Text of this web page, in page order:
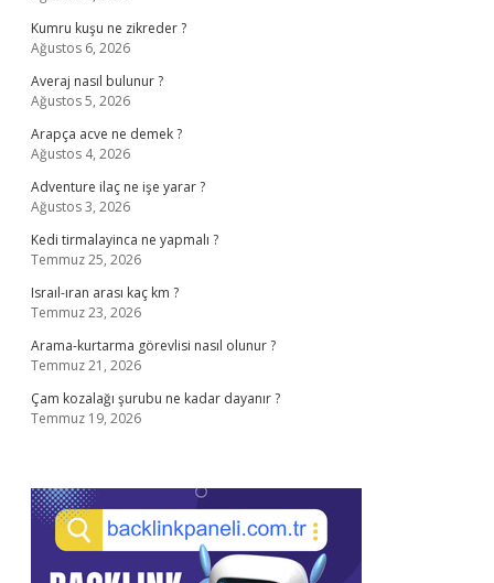
Kumru kuşu ne zikreder ?
Ağustos 6, 2026
Averaj nasıl bulunur ?
Ağustos 5, 2026
Arapça acve ne demek ?
Ağustos 4, 2026
Adventure ilaç ne işe yarar ?
Ağustos 3, 2026
Kedi tirmalayinca ne yapmalı ?
Temmuz 25, 2026
Israıl-ıran arası kaç km ?
Temmuz 23, 2026
Arama-kurtarma görevlisi nasıl olunur ?
Temmuz 21, 2026
Çam kozalağı şurubu ne kadar dayanır ?
Temmuz 19, 2026